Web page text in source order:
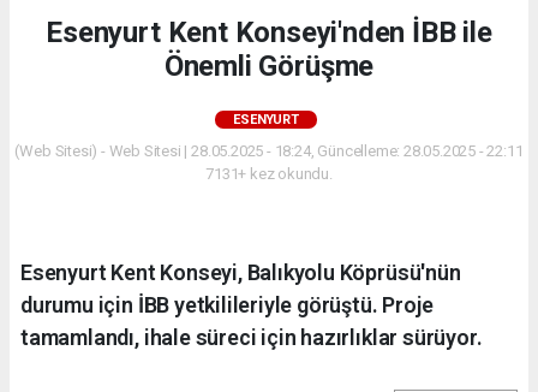
Esenyurt Kent Konseyi'nden İBB ile
Önemli Görüşme
ESENYURT
(Web Sitesi) - Web Sitesi | 28.05.2025 - 18:24, Güncelleme: 28.05.2025 - 22:11
7131+ kez okundu.
Esenyurt Kent Konseyi, Balıkyolu Köprüsü'nün
durumu için İBB yetkilileriyle görüştü. Proje
tamamlandı, ihale süreci için hazırlıklar sürüyor.